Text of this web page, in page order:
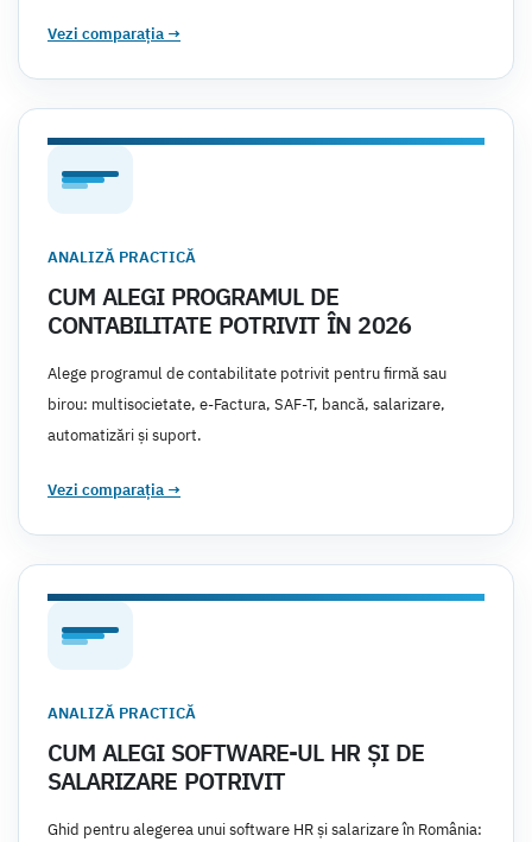
Vezi comparația →
ANALIZĂ PRACTICĂ
CUM ALEGI PROGRAMUL DE
CONTABILITATE POTRIVIT ÎN 2026
Alege programul de contabilitate potrivit pentru firmă sau
birou: multisocietate, e-Factura, SAF-T, bancă, salarizare,
automatizări și suport.
Vezi comparația →
ANALIZĂ PRACTICĂ
CUM ALEGI SOFTWARE-UL HR ȘI DE
SALARIZARE POTRIVIT
Ghid pentru alegerea unui software HR și salarizare în România: